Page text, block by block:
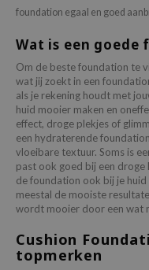
foundation egaal en goed
Wat is een goede
Om de beste foundation te
wat jij zoekt in een
als je rekening houdt met
huid mooier maken en
effect, droge plekjes of
een hydraterende
vloeibare textuur. Soms is
past ook goed bij een
de foundation ook bij je
meestal de mooiste
wordt mooier door een wat
Cushion
topmerken